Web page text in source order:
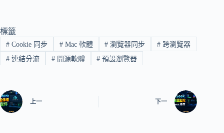
標籤
#Cookie 同步 #Mac 軟體 # 瀏覽器同步 # 跨瀏覽器
#連結分流 #開源軟體 # 預設瀏覽器
上一 下一